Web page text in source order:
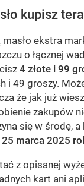
kupisz
ekstra
o łącznej
4 złote i 99
i 49 groszy.
że jak już
zakupów
się w środę,
marca 2025
z opisanej
kart ani